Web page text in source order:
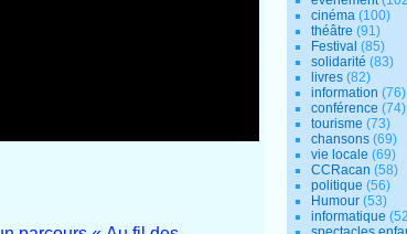
cinéma (100)
théâtre (91)
Festival (85)
solidarité (83)
livres (82)
information (76)
conférence (74)
tourisme (73)
chansons (69)
vie locale (69)
CCRacan (58)
politique (56)
Humour (53)
informatique